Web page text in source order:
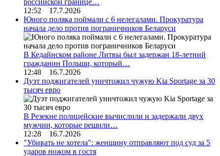
российской границе…
12:52 17.7.2026
Юного поляка поймали с 6 нелегалами. Прокуратура
начала дело против пограничников Беларуси
В Кедайнском районе Литвы был задержан 18-летний
гражданин Польши, который…
12:48 16.7.2026
Дуэт поджигателей уничтожил чужую Kia Sportage за 30
тысяч евро
В Резекне полицейские вычислили и задержали двух
мужчин, которые решили…
12:28 16.7.2026
"Убивать не хотела": женщину отправляют под суд за 5
ударов ножом в гостя